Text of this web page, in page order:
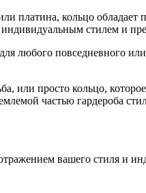
платина, кольцо
индивидуальным стилем и
любого повседневного
или просто кольцо,
частью гардероба
вашего стиля и